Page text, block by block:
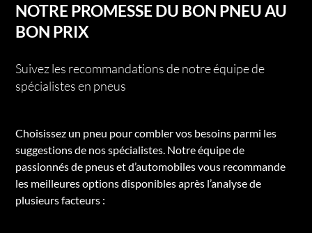
NOTRE PROMESSE DU BON PNEU AU
BON PRIX
Suivez les recommandations de notre équipe de
spécialistes en pneus
Choisissez un pneu pour combler vos besoins parmi les
suggestions de nos spécialistes. Notre équipe de
passionnés de pneus et d’automobiles vous recommande
les meilleures options disponibles après l’analyse de
plusieurs facteurs :